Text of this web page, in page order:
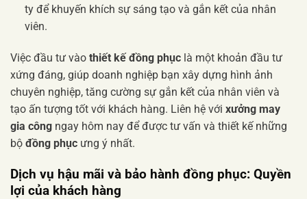
ty để khuyến khích sự sáng tạo và gắn kết của nhân
viên.
Việc đầu tư vào thiết kế đồng phục là một khoản đầu tư
xứng đáng, giúp doanh nghiệp bạn xây dựng hình ảnh
chuyên nghiệp, tăng cường sự gắn kết của nhân viên và
tạo ấn tượng tốt với khách hàng. Liên hệ với xưởng may
gia công ngay hôm nay để được tư vấn và thiết kế những
bộ đồng phục ưng ý nhất.
Dịch vụ hậu mãi và bảo hành đồng phục: Quyền
lợi của khách hàng